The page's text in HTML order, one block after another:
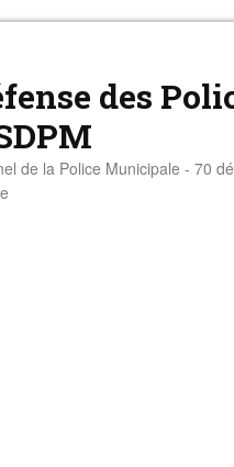
des
de la Police Municipale - 70